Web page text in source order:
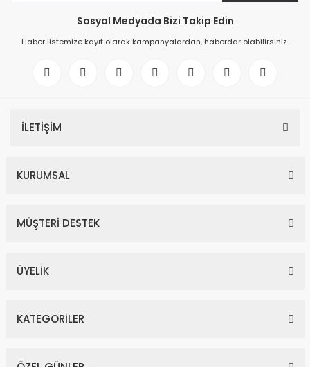
Sosyal Medyada Bizi Takip Edin
Haber listemize kayıt olarak kampanyalardan, haberdar olabilirsiniz.
İLETİŞİM
KURUMSAL
MÜŞTERİ DESTEK
ÜYELİK
KATEGORİLER